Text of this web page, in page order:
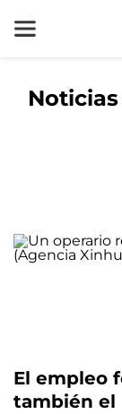
El empleo
también el